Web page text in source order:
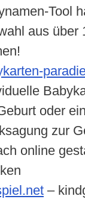
Tool
aus über
oder
zur
online
–